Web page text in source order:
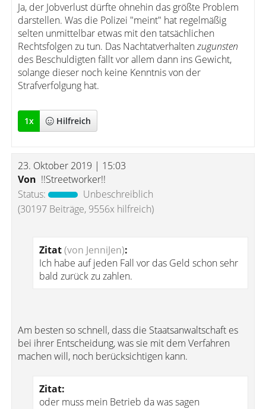
Ja, der Jobverlust dürfte ohnehin das größte Problem
darstellen. Was die Polizei "meint" hat regelmäßig
selten unmittelbar etwas mit den tatsächlichen
Rechtsfolgen zu tun. Das Nachtatverhaltenzugunsten
des Beschuldigten fällt vor allem dann ins Gewicht,
solange dieser noch keine Kenntnis von der
Strafverfolgung hat.
1x Hilfreich
23. Oktober 2019 | 15:03
Von !!Streetworker!!
Status:
Unbeschreiblich
(30197 Beiträge, 9556x hilfreich)
Zitat(von JenniJen):
Ich habe auf jeden Fall vor das Geld schon sehr
bald zurück zu zahlen.
Am besten so schnell, dass die Staatsanwaltschaft es
bei ihrer Entscheidung, was sie mit dem Verfahren
machen will, noch berücksichtigen kann.
Zitat:
oder muss mein Betrieb da was sagen